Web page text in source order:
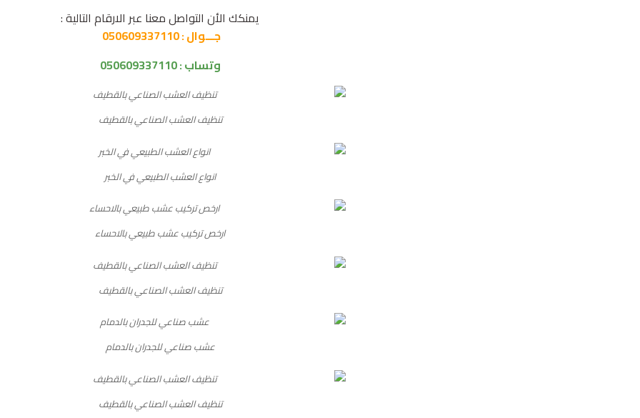
يمنكك الأن التواصل معنا عبر الارقام التالية :
جـــوال : 050609337110
وتساب :050609337110
تنظيف العشب الصناعي بالقطيف
انواع العشب الطبيعي في الخبر
ارخص تركيب عشب طبيعي بالاحساء
تنظيف العشب الصناعي بالقطيف
عشب صناعي للجدران بالدمام
تنظيف العشب الصناعي بالقطيف